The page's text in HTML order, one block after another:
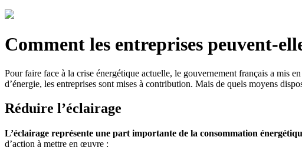
Comment les entreprises peuvent-
Pour faire face à la crise énergétique actuelle, le gouvernement français a mis
d’énergie, les entreprises sont mises à contribution. Mais de quels moyens
Réduire l’éclairage
L’éclairage représente une part importante de la consommation
d’action à mettre en œuvre :